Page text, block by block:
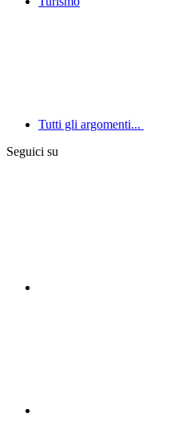
Tutti gli argomenti...
Seguici su